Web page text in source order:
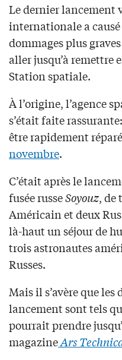
Le dernier lancement
internationale a causé
dommages plus
aller jusqu’à remettre
Station spatiale.
À l’origine, l’agence
s’était faite
être rapidement
novembre.
C’était après le
fusée russeSoyouz, de
Américain et deux
là-haut un séjour de
trois astronautes
Russes.
Mais il s’avère que
lancement sont tels
pourrait prendre
magazineArs